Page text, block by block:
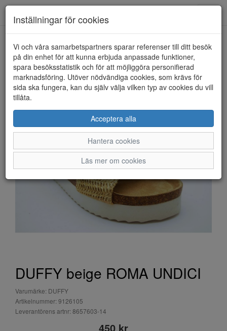
HEM DUFFY
DUFFY beige ROMA UNDICI
Varumärke: DUFFY
Artikelnummer: 9126105
Leverantörens artnr: 8657603-14
450 kr
Inställningar för cookies
Vi och våra samarbetspartners sparar referenser till ditt besök
på din enhet för att kunna erbjuda anpassade funktioner,
spara besöksstatistik och för att möjliggöra personifierad
marknadsföring. Utöver nödvändiga cookies, som krävs för
sida ska fungera, kan du själv välja vilken typ av cookies du vill
tillåta.
Acceptera alla
Hantera cookies
Läs mer om cookies